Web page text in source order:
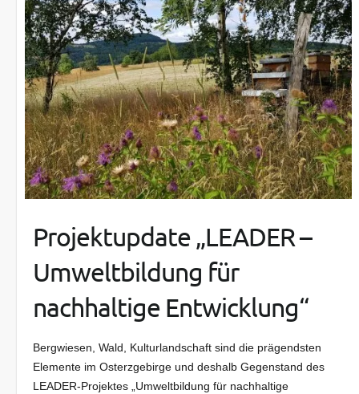
Projektupdate „LEADER –
Umweltbildung für
nachhaltige Entwicklung“
Bergwiesen, Wald, Kulturlandschaft sind die prägendsten
Elemente im Osterzgebirge und deshalb Gegenstand des
LEADER-Projektes „Umweltbildung für nachhaltige